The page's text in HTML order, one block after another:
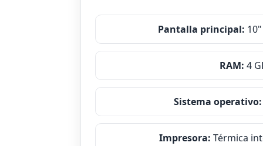
Pantalla principal:
RAM: 4
Sistema operativo:
Impresora: Térmica